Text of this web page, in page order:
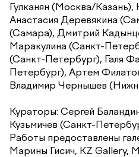
Гулканян (Москва/
Анастасия Деревякина
(Самара), Дмитрий
Маракулина (Санкт-
(Санкт-Петербург), Галя
Петербург), Артем
Владимир Чернышев
Кураторы: Сергей
Кузьмичев (Санкт-
Работы предоставлены
Марины Гисич, KZ Gallery,